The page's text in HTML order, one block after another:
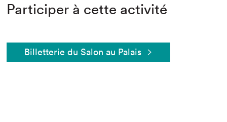
Participer à cette activité
Billetterie du Salon au Palais